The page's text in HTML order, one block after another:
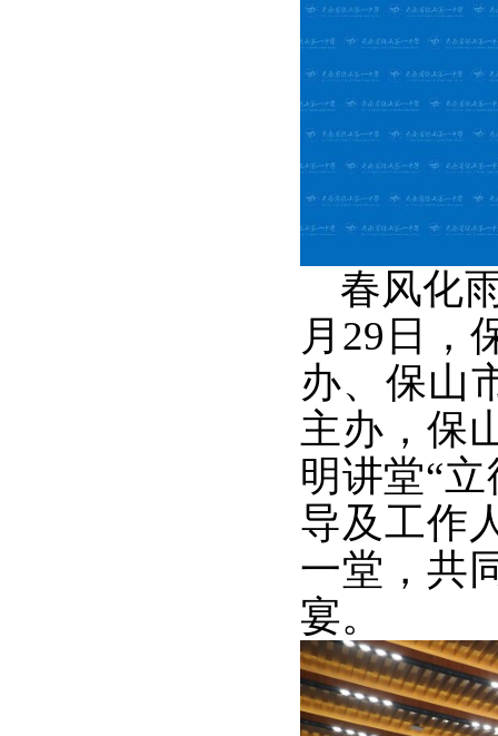
春风化
月29日，
办、保山
主办，保
明讲堂“
导及工作
一堂，共
宴。